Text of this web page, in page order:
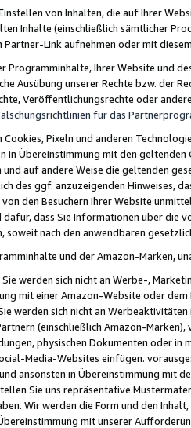
von Inhalten, die auf Ihrer
Inhalte (einschließlich sämtlicher
Partner-Link aufnehmen oder mit
Programminhalte, Ihrer Website und
Ausübung unserer Rechte bzw. der
Veröffentlichungsrechte oder
für das
Pixeln und anderen
in Übereinstimmung mit den
und auf andere Weise die geltenden
des ggf. anzuzeigenden Hinweises,
den Besuchern Ihrer Website
dafür, dass Sie Informationen über die
nach den anwendbaren
und der Amazon-Marken,
Sie werden sich nicht an Werbe-,
mit einer Amazon-Website oder
werden sich nicht an
(einschließlich Amazon-
physischen Dokumenten oder in
Media-Websites einfügen.
ansonsten in Übereinstimmung mit
Sie uns repräsentative
Wir werden die Form und den
mit unserer